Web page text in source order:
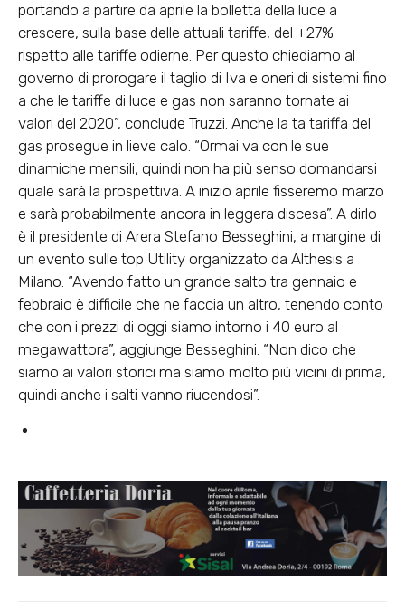
portando a partire da aprile la bolletta della luce a
crescere, sulla base delle attuali tariffe, del +27%
rispetto alle tariffe odierne. Per questo chiediamo al
governo di prorogare il taglio di Iva e oneri di sistemi fino
a che le tariffe di luce e gas non saranno tornate ai
valori del 2020”, conclude Truzzi. Anche la ta tariffa del
gas prosegue in lieve calo. “Ormai va con le sue
dinamiche mensili, quindi non ha più senso domandarsi
quale sarà la prospettiva. A inizio aprile fisseremo marzo
e sarà probabilmente ancora in leggera discesa”. A dirlo
è il presidente di Arera Stefano Besseghini, a margine di
un evento sulle top Utility organizzato da Althesis a
Milano. “Avendo fatto un grande salto tra gennaio e
febbraio è difficile che ne faccia un altro, tenendo conto
che con i prezzi di oggi siamo intorno i 40 euro al
megawattora”, aggiunge Besseghini. “Non dico che
siamo ai valori storici ma siamo molto più vicini di prima,
quindi anche i salti vanno riucendosi”.